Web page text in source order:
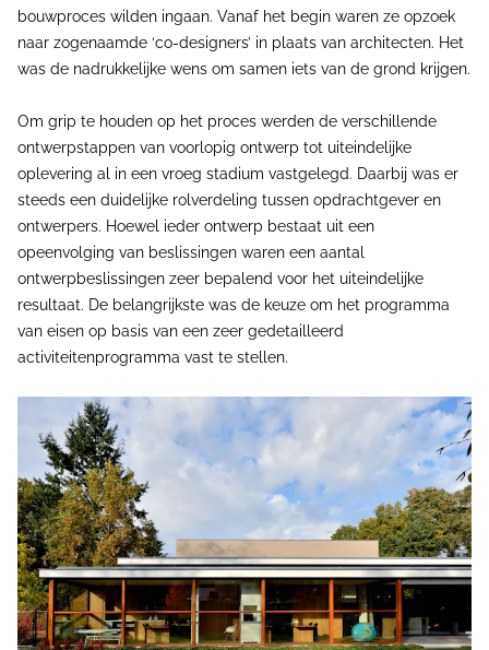
bouwproces wilden ingaan. Vanaf het begin waren ze opzoek
naar zogenaamde ‘co-designers’ in plaats van architecten. Het
was de nadrukkelijke wens om samen iets van de grond krijgen.
Om grip te houden op het proces werden de verschillende
ontwerpstappen van voorlopig ontwerp tot uiteindelijke
oplevering al in een vroeg stadium vastgelegd. Daarbij was er
steeds een duidelijke rolverdeling tussen opdrachtgever en
ontwerpers. Hoewel ieder ontwerp bestaat uit een
opeenvolging van beslissingen waren een aantal
ontwerpbeslissingen zeer bepalend voor het uiteindelijke
resultaat. De belangrijkste was de keuze om het programma
van eisen op basis van een zeer gedetailleerd
activiteitenprogramma vast te stellen.